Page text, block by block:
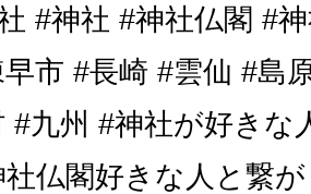
#神社 #神社仏閣 #
市 #長崎 #雲仙 #島
#九州 #神社が好きな
仏閣好きな人と繋